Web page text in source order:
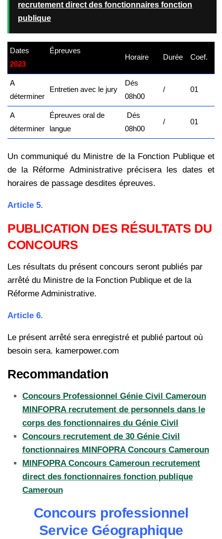
recrutement direct des fonctionnaires fonction
publique
Dates
2023
Épreuves
Horaire Durée Coef.
A
déterminer
Entretien avec le jury
Dés
08h00
/ 01
A
déterminer
Épreuves oral de
langue
Dés
08h00
/ 01
Un communiqué du Ministre de la Fonction Publique et
de la Réforme Administrative précisera les dates et
horaires de passage desdites épreuves.
Article 5.
PUBLICATION DES RÉSULTATS DU
CONCOURS
Les résultats du présent concours seront publiés par
arrêté du Ministre de la Fonction Publique et de la
Réforme Administrative.
Article 6.
Le présent arrêté sera enregistré et publié partout où
besoin sera. kamerpower.com
Recommandation
Concours Professionnel Génie Civil Cameroun
MINFOPRA recrutement de personnels dans le
corps des fonctionnaires du Génie Civil
Concours recrutement de 30 Génie Civil
fonctionnaires MINFOPRA Concours Cameroun
MINFOPRA Concours Cameroun recrutement
direct des fonctionnaires fonction publique
Cameroun
Concours professionnel
Service Géographique